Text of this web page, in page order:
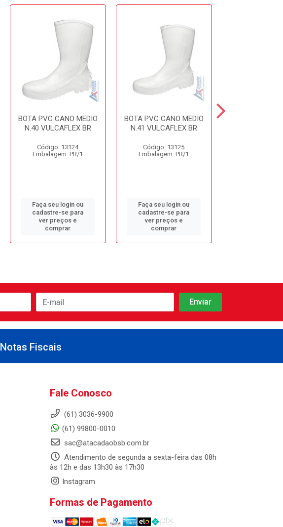
BOTA PVC CANO MEDIO
N.40 VULCAFLEX BR
Código: 13124
Embalagem: PR/1
Faça seu login ou
cadastre-se para
ver preços e
comprar
BOTA PVC CANO MEDIO
N.41 VULCAFLEX BR
Código: 13125
Embalagem: PR/1
Faça seu login ou
cadastre-se para
ver preços e
comprar
Notas Fiscais
Fale Conosco
(61) 3036-9900
(61) 99800-0010
sac@atacadaobsb.com.br
Atendimento de segunda a sexta-feira das 08h
às 12h e das 13h30 às 17h30
Instagram
Formas de Pagamento